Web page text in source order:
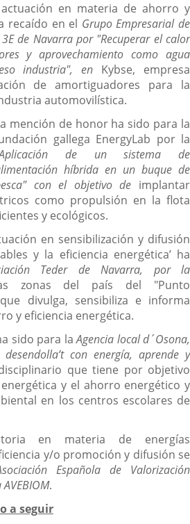
en materia de ahorro y
recaído en el Grupo Empresarial de
de Navarra por "Recuperar el calor
y aprovechamiento como agua
industria", en Kybse, empresa
de amortiguadores para la
automovilística.
mención de honor ha sido para la
gallega EnergyLab por la
de un sistema de
híbrida en un buque de
con el objetivo de implantar
como propulsión en la flota
y ecológicos.
en sensibilización y difusión
y la eficiencia energética’ ha
Teder de Navarra, por la
zonas del país del "Punto
divulga, sensibiliza e informa
y eficiencia energética.
sido para laAgencia local d´Osona,
con energía, aprende y
que tiene por objetivo
y el ahorro energético y
en los centros escolares de
en materia de energías
y/o promoción y difusión se
Española de Valorización
.
a seguir